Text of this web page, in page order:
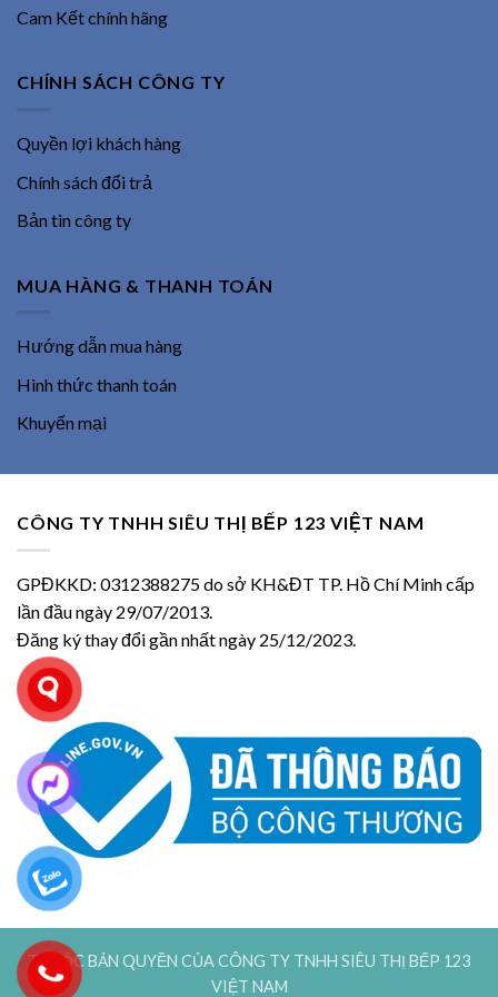
Cam Kết chính hãng
CHÍNH SÁCH CÔNG TY
Quyền lợi khách hàng
Chính sách đổi trả
Bản tin công ty
MUA HÀNG & THANH TOÁN
Hướng dẫn mua hàng
Hình thức thanh toán
Khuyến mại
CÔNG TY TNHH SIÊU THỊ BẾP 123 VIỆT NAM
GPĐKKD: 0312388275 do sở KH&ĐT TP. Hồ Chí Minh cấp
lần đầu ngày 29/07/2013.
Đăng ký thay đổi gần nhất ngày 25/12/2023.
THUỘC BẢN QUYỀN CỦA CÔNG TY TNHH SIÊU THỊ BẾP 123
VIỆT NAM